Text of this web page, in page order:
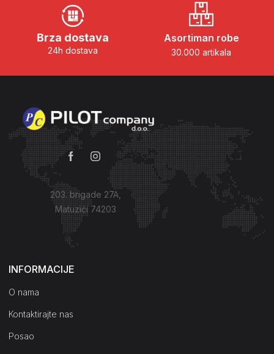
Brza dostava
24h dostava
Asortiman robe
30.000 artikala
203. brigade 27A,
Matuzići 74203
Kako do nas?
INFORMACIJE
O nama
Kontaktirajte nas
Posao